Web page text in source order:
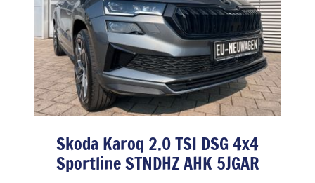
Skoda Karoq 2.0 TSI DSG 4x4
Sportline STNDHZ AHK 5JGAR